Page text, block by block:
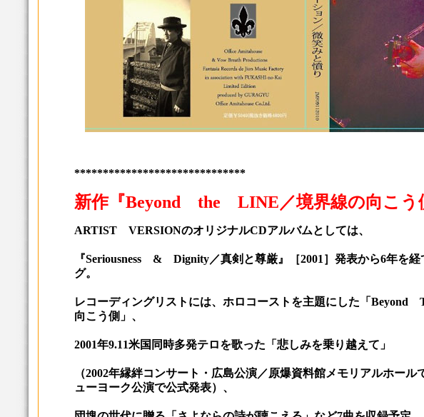
******************************
新作『Beyond the LINE／境界線の向こう
ARTIST VERSIONのオリジナルCDアルバムとしては、
『Seriousness & Dignity／真剣と尊厳』［2001］発表から6年を
グ。
レコーディングリストには、ホロコーストを主題にした「
向こう側」、
2001年9.11米国同時多発テロを歌った「悲しみを乗り越えて」
（2002年縁絆コンサート・広島公演／原爆資料館メモリアルホール
ューヨーク公演で公式発表）、